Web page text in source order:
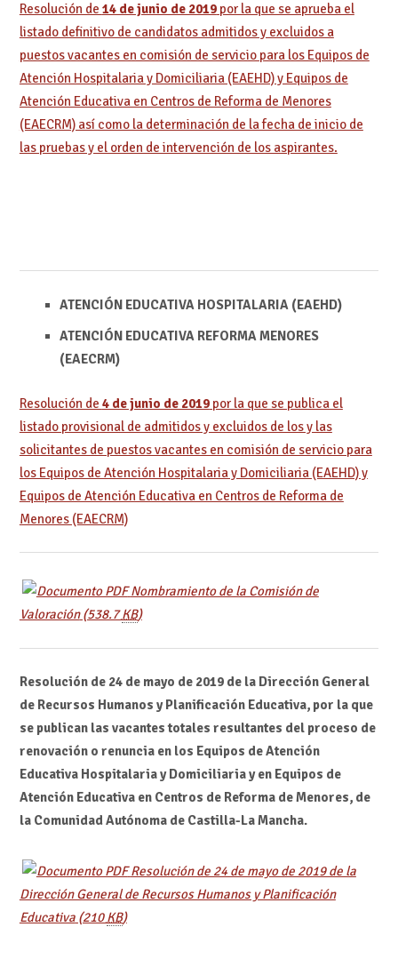
Resolución de 14 de junio de 2019por la que se aprueba el
listado definitivo de candidatos admitidos y excluidos a
puestos vacantes en comisión de servicio para los Equipos de
Atención Hospitalaria y Domiciliaria (EAEHD) y Equipos de
Atención Educativa en Centros de Reforma de Menores
(EAECRM) así como la determinación de la fecha de inicio de
las pruebas y el orden de intervención de los aspirantes.
ATENCIÓN EDUCATIVA HOSPITALARIA (EAEHD)
ATENCIÓN EDUCATIVA REFORMA MENORES
(EAECRM)
Resolución de 4 de junio de 2019por la que se publica el
listado provisional de admitidos y excluidos de los y las
solicitantes de puestos vacantes en comisión de servicio para
los Equipos de Atención Hospitalaria y Domiciliaria (EAEHD) y
Equipos de Atención Educativa en Centros de Reforma de
Menores (EAECRM)
Nombramiento de la Comisión de
Valoración(538.7KB)
Resolución de 24 de mayo de 2019 de la Dirección General
de Recursos Humanos y Planificación Educativa, por la que
se publican las vacantes totales resultantes del proceso de
renovación o renuncia en los Equipos de Atención
Educativa Hospitalaria y Domiciliaria y en Equipos de
Atención Educativa en Centros de Reforma de Menores, de
la Comunidad Autónoma de Castilla-La Mancha.
Resolución de 24 de mayo de 2019 de la
Dirección General de Recursos Humanos y Planificación
Educativa(210KB)